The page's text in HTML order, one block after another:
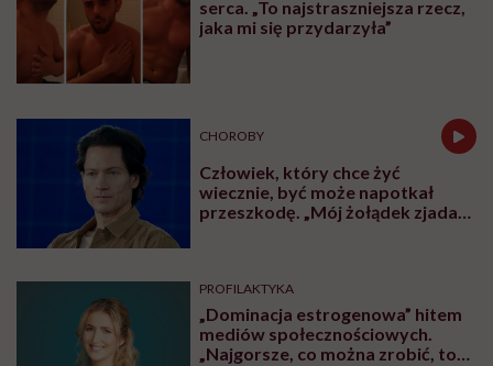
serca. „To najstraszniejsza rzecz,
jaka mi się przydarzyła”
CHOROBY
Człowiek, który chce żyć
wiecznie, być może napotkał
przeszkodę. „Mój żołądek zjada
PROFILAKTYKA
„Dominacja estrogenowa” hitem
mediów społecznościowych.
„Najgorsze, co można zrobić, to